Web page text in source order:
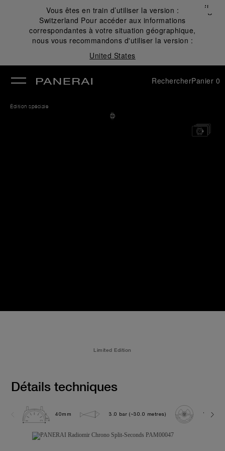
Vous êtes en train d’utiliser la version :
Switzerland Pour accéder aux informations
correspondantes à votre situation géographique,
nous vous recommandons d'utiliser la version :
United States
Fermer
✕
RechercherPanier 0
Édition spéciale
Limited Edition
Détails techniques
40mm 3.0 bar (~30.0 metres) VENUS